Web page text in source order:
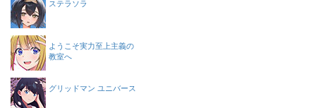
ステラソラ
ようこそ実力至上主義の
教室へ
グリッドマン ユニバース